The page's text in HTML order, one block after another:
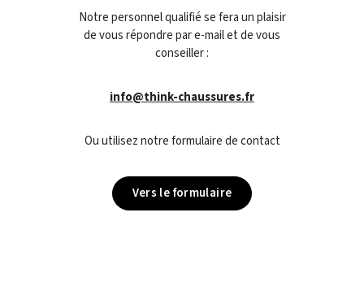
Notre personnel qualifié se fera un plaisir
de vous répondre par e-mail et de vous
conseiller :
info@think-chaussures.fr
Ou utilisez notre formulaire de contact
Vers le formulaire